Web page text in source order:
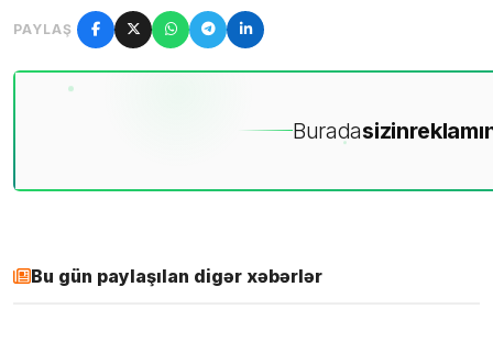
PAYLAŞ
Buradasizin
Bu gün paylaşılan digər xəbərlər